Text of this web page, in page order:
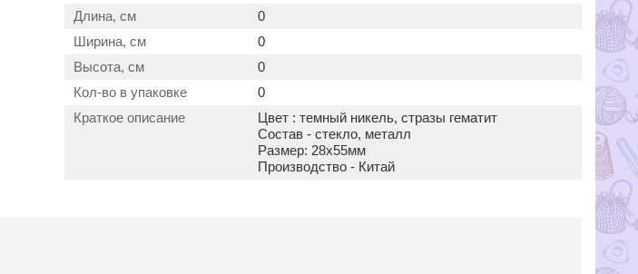
Длина, см
0
Ширина, см
0
Высота, см
0
Кол-во в упаковке
0
Краткое описание
Цвет : темный никель, стразы гематит
Состав - стекло, металл
Размер: 28х55мм
Производство - Китай